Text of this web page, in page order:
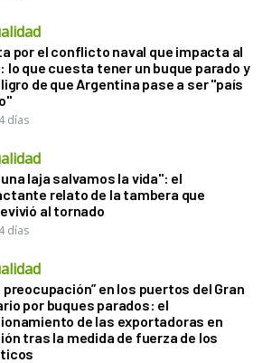
por el conflicto naval que impacta al
lo que cuesta tener un buque parado y
de que Argentina pase a ser "país
días
laja salvamos la vida": el
relato de la tambera que
al tornado
días
preocupación” en los puertos del Gran
por buques parados: el
de las exportadoras en
tras la medida de fuerza de los